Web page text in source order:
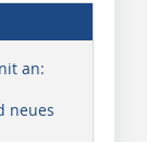
an:
neues